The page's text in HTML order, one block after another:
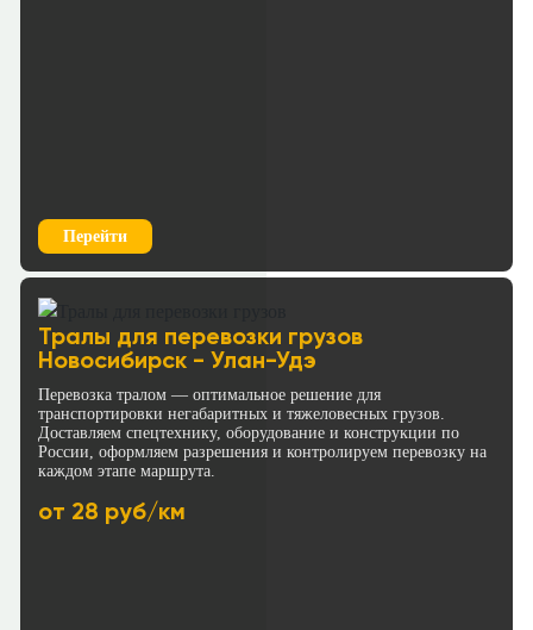
Перейти
Тралы для перевозки грузов
Новосибирск - Улан-Удэ
Перевозка тралом — оптимальное решение для
транспортировки негабаритных и тяжеловесных грузов.
Доставляем спецтехнику, оборудование и конструкции по
России, оформляем разрешения и контролируем перевозку на
каждом этапе маршрута.
от 28 руб/км